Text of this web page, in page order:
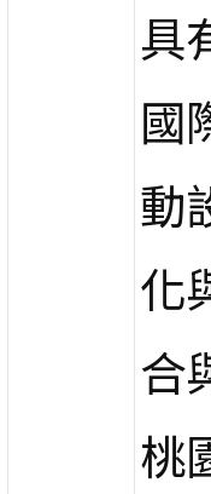
具
國
動
化
合
桃